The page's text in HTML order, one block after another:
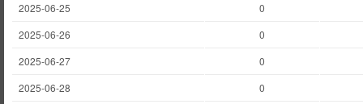
2025-06-25
0
2025-06-26
0
2025-06-27
0
2025-06-28
0